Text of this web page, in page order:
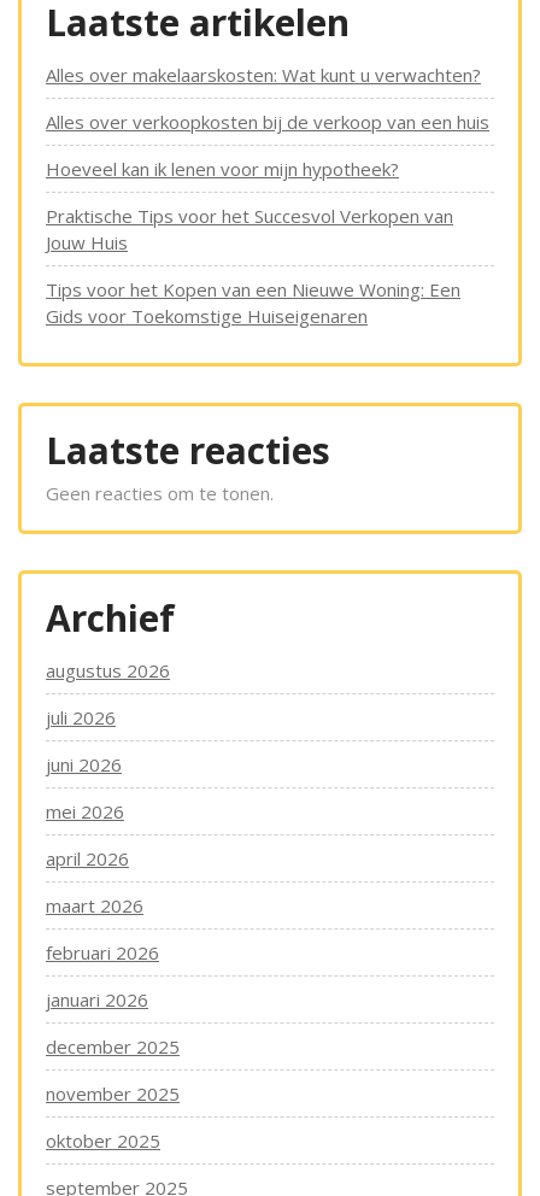
Laatste artikelen
Alles over makelaarskosten: Wat kunt u verwachten?
Alles over verkoopkosten bij de verkoop van een huis
Hoeveel kan ik lenen voor mijn hypotheek?
Praktische Tips voor het Succesvol Verkopen van
Jouw Huis
Tips voor het Kopen van een Nieuwe Woning: Een
Gids voor Toekomstige Huiseigenaren
Laatste reacties
Geen reacties om te tonen.
Archief
augustus 2026
juli 2026
juni 2026
mei 2026
april 2026
maart 2026
februari 2026
januari 2026
december 2025
november 2025
oktober 2025
september 2025